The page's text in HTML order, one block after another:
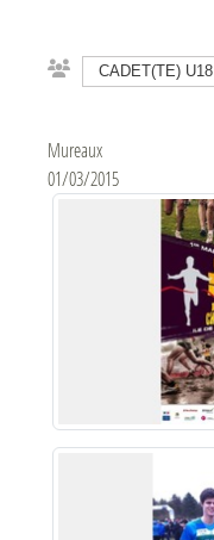
CADET(TE) U18
Mureaux
01/03/2015